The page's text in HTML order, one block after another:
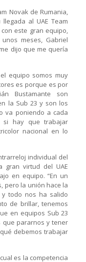
Novak de Rumania,
al UAE Team
este gran equipo,
meses, Gabriel
dijo que me quería
equipo somos muy
es porque es por
Bustamante son
la Sub 23 y son los
va poniendo a cada
hay que trabajar
nacional en lo
individual del
gran virtud del UAE
en equipo. “En un
pero la unión hace la
todo nos ha salido
de brillar, tenemos
en equipos Sub 23
que pararnos y tener
debemos trabajar
es la competencia